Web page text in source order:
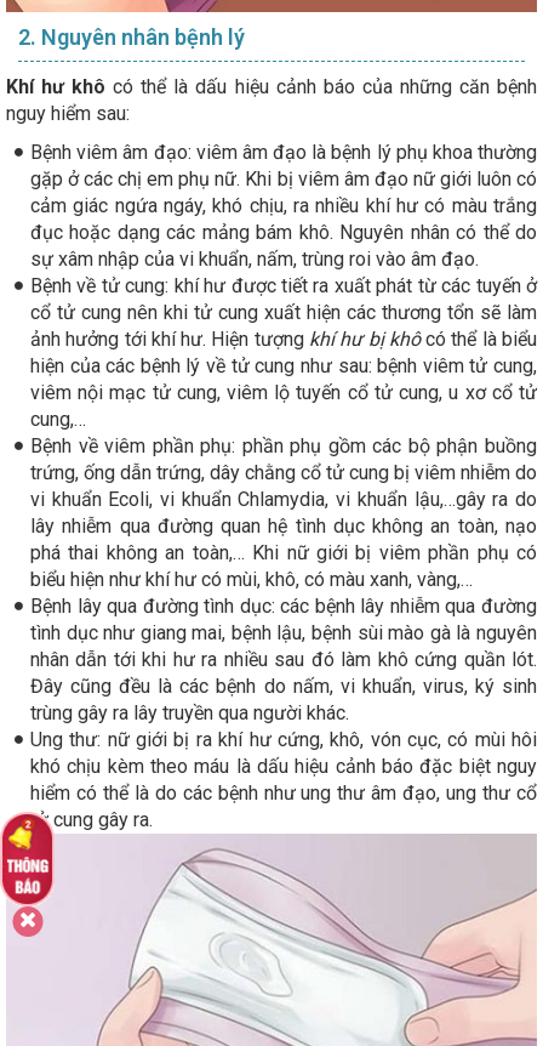
2. Nguyên nhân bệnh lý
Khí hư khô có thể là dấu hiệu cảnh báo của những căn bệnh
nguy hiểm sau:
Bệnh viêm âm đạo: viêm âm đạo là bệnh lý phụ khoa thường
gặp ở các chị em phụ nữ. Khi bị viêm âm đạo nữ giới luôn có
cảm giác ngứa ngáy, khó chịu, ra nhiều khí hư có màu trắng
đục hoặc dạng các mảng bám khô. Nguyên nhân có thể do
sự xâm nhập của vi khuẩn, nấm, trùng roi vào âm đạo.
Bệnh về tử cung: khí hư được tiết ra xuất phát từ các tuyến ở
cổ tử cung nên khi tử cung xuất hiện các thương tổn sẽ làm
ảnh hưởng tới khí hư. Hiện tượng khí hư bị khôcó thể là biểu
hiện của các bệnh lý về tử cung như sau: bệnh viêm tử cung,
viêm nội mạc tử cung, viêm lộ tuyến cổ tử cung, u xơ cổ tử
cung,…
Bệnh về viêm phần phụ: phần phụ gồm các bộ phận buồng
trứng, ống dẫn trứng, dây chằng cổ tử cung bị viêm nhiễm do
vi khuẩn Ecoli, vi khuẩn Chlamydia, vi khuẩn lậu,…gây ra do
lây nhiễm qua đường quan hệ tình dục không an toàn, nạo
phá thai không an toàn,… Khi nữ giới bị viêm phần phụ có
biểu hiện như khí hư có mùi, khô, có màu xanh, vàng,…
Bệnh lây qua đường tình dục: các bệnh lây nhiễm qua đường
tình dục như giang mai, bệnh lậu, bệnh sùi mào gà là nguyên
nhân dẫn tới khi hư ra nhiều sau đó làm khô cứng quần lót.
Đây cũng đều là các bệnh do nấm, vi khuẩn, virus, ký sinh
trùng gây ra lây truyền qua người khác.
Ung thư: nữ giới bị ra khí hư cứng, khô, vón cục, có mùi hôi
khó chịu kèm theo máu là dấu hiệu cảnh báo đặc biệt nguy
hiểm có thể là do các bệnh như ung thư âm đạo, ung thư cổ
tử cung gây ra.